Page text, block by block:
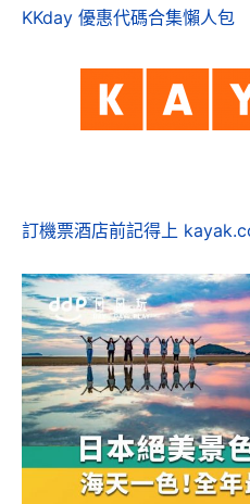
KKday 優惠代碼合集懶人包
訂機票酒店前記得上